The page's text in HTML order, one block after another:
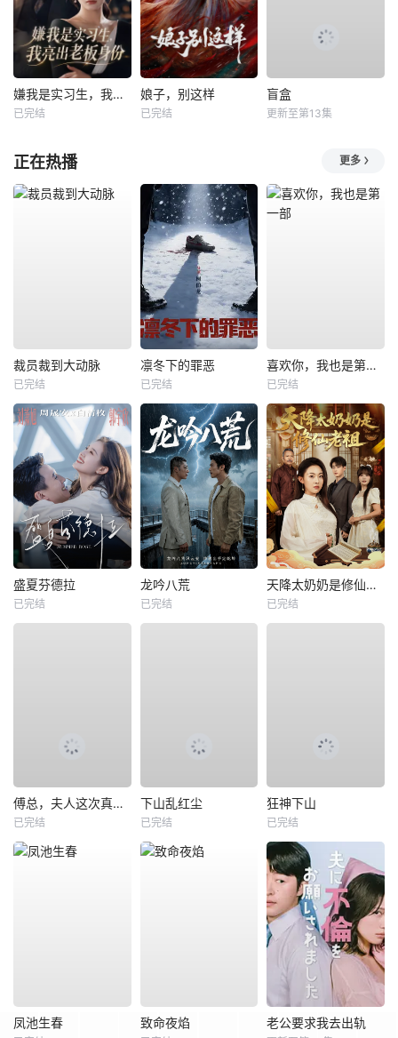
嫌我是实习生，我亮出老板身份
已完结
娘子，别这样
已完结
盲盒
更新至第13集
正在热播 更多
裁员裁到大动脉
已完结
凛冬下的罪恶
已完结
喜欢你，我也是第一部
已完结
盛夏芬德拉
已完结
龙吟八荒
已完结
天降太奶奶是修仙老祖
已完结
傅总，夫人这次真的死了
已完结
下山乱红尘
已完结
狂神下山
已完结
凤池生春 致命夜焰 老公要求我去出轨